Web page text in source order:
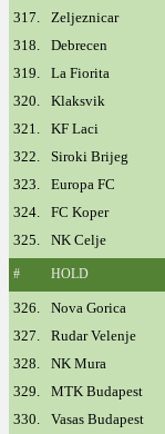
317.
Zeljeznicar
318.
Debrecen
319.
La Fiorita
320.
Klaksvik
321.
KF Laci
322.
Siroki Brijeg
323.
Europa FC
324.
FC Koper
325.
NK Celje
# HOLD
326. Nova Gorica
327.
Rudar Velenje
328.
NK Mura
329.
MTK Budapest
330.
Vasas Budapest